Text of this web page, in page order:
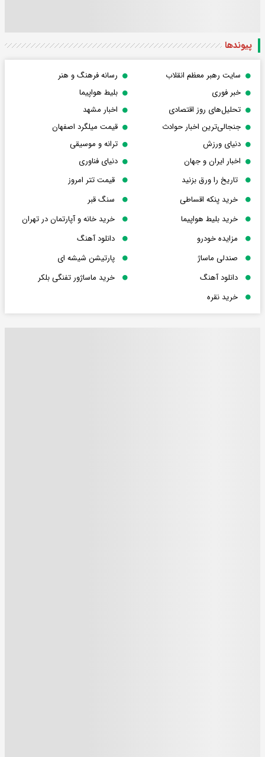
پیوندها
سایت رهبر معظم انقلاب
رسانه فرهنگ و هنر
خبر فوری
بلیط هواپیما
تحلیل‌های روز اقتصادی
اخبار مشهد
جنجالی‌ترین اخبار حوادث
قیمت میلگرد اصفهان
دنیای ورزش
ترانه و موسیقی
اخبار ایران و جهان
دنیای فناوری
تاریخ را ورق بزنید
قیمت تتر امروز
خرید پنکه اقساطی
سنگ قبر
خرید بلیط هواپیما
خرید خانه و آپارتمان در تهران
مزایده خودرو
دانلود آهنگ
صندلی ماساژ
پارتیشن شیشه ای
دانلود آهنگ
خرید ماساژور تفنگی بلکر
خرید نقره